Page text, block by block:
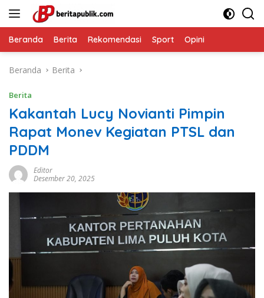
Beranda Berita Rekomendasi Sport Opini
Beranda Berita
Berita
Kakantah Lucy Novianti Pimpin
Rapat Monev Kegiatan PTSL dan
PDDM
Editor
Desember 20, 2025